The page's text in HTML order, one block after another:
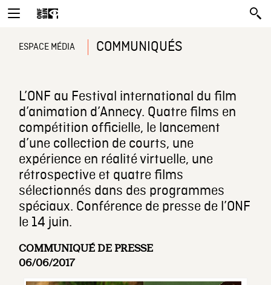
ESPACE MÉDIA COMMUNIQUÉS
L’ONF au Festival international du film
d’animation d’Annecy. Quatre films en
compétition officielle, le lancement
d’une collection de courts, une
expérience en réalité virtuelle, une
rétrospective et quatre films
sélectionnés dans des programmes
spéciaux. Conférence de presse de l’ONF
le 14 juin.
COMMUNIQUÉ DE PRESSE
06/06/2017